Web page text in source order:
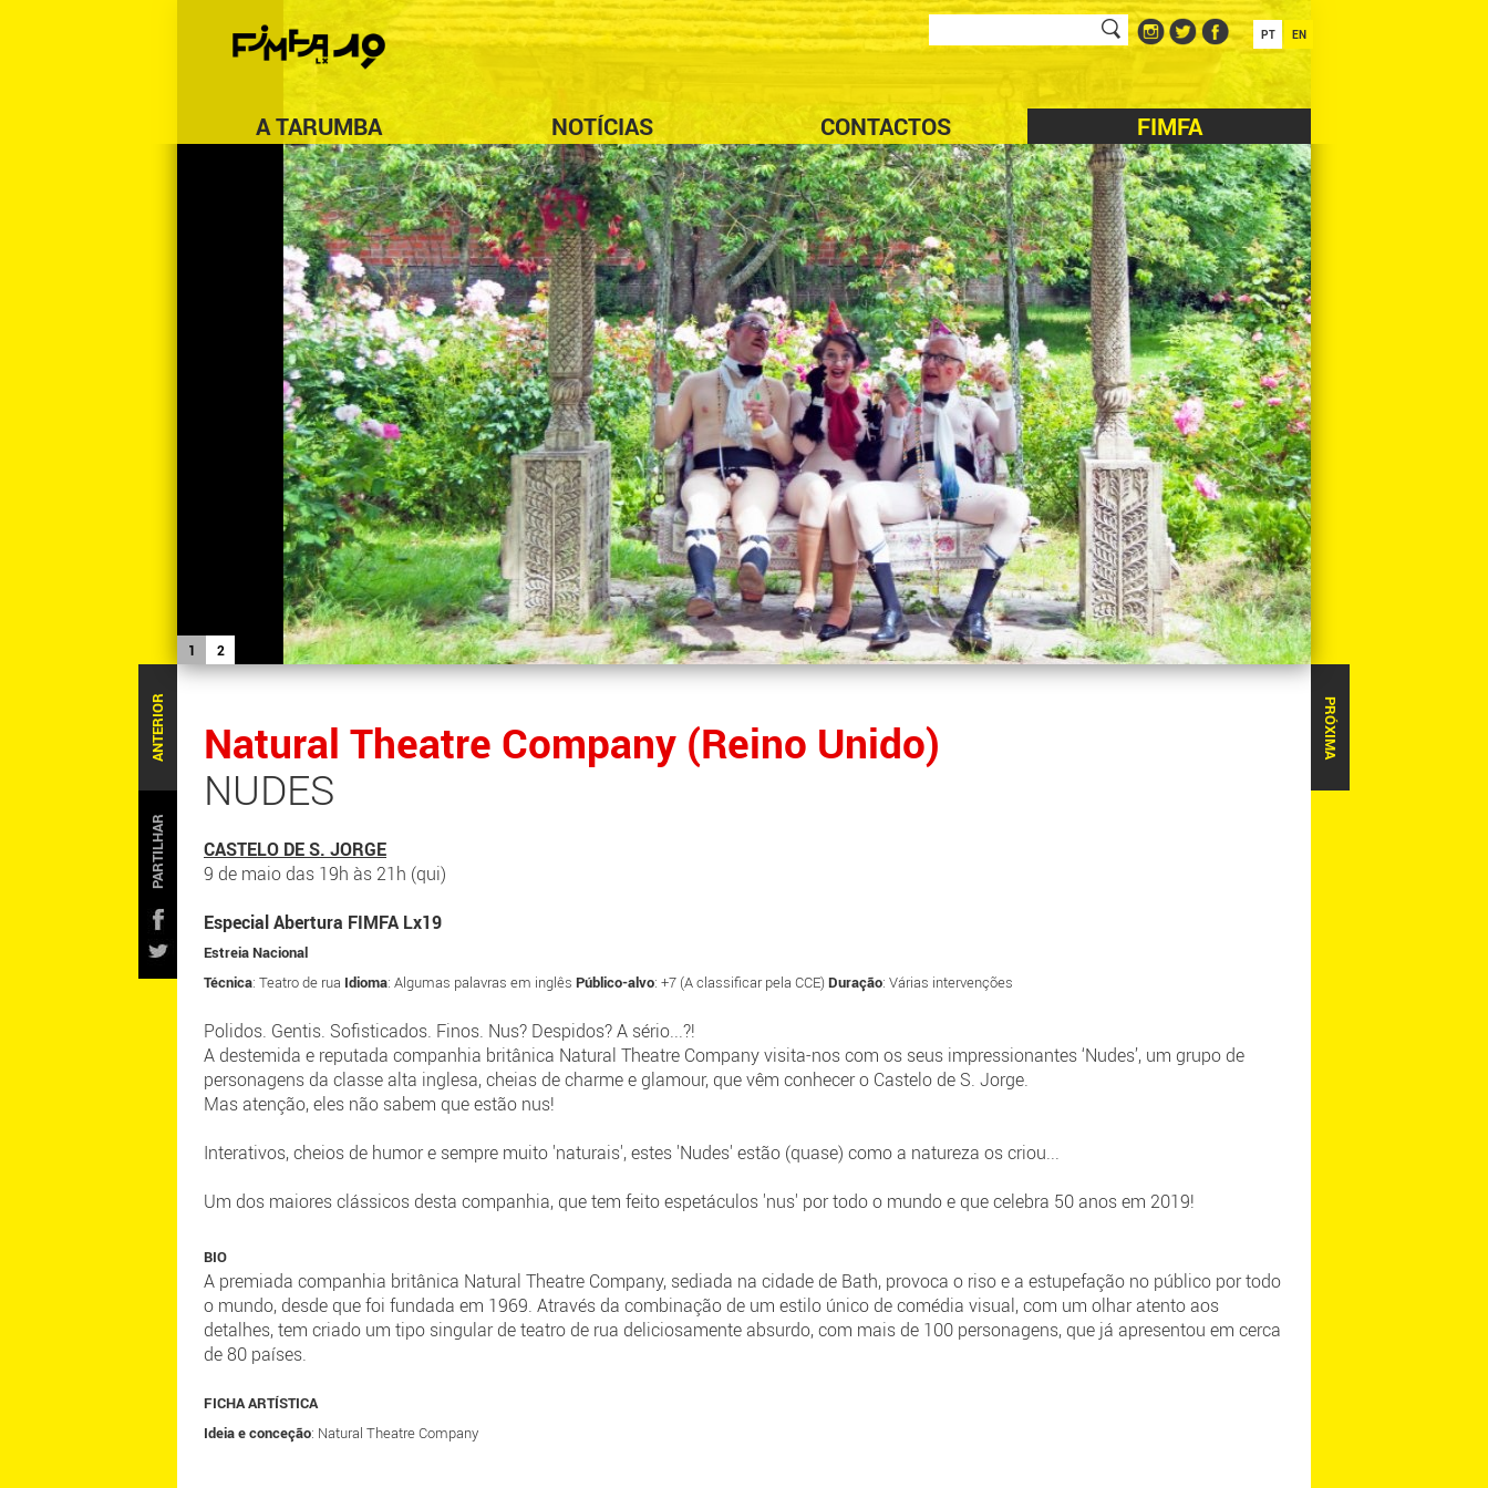
A TARUMBA NOTÍCIAS CONTACTOS FIMFA
PT EN
1 2
PRÓXIMA
ANTERIOR
PARTILHAR
Natural Theatre Company (Reino Unido)
NUDES
CASTELO DE S. JORGE
9 de maio das 19h às 21h (qui)
Especial Abertura FIMFA Lx19
Estreia Nacional
Técnica: Teatro de rua Idioma: Algumas palavras em inglês Público-alvo: +7 (A classificar pela CCE)Duração: Várias intervenções
Polidos. Gentis. Sofisticados. Finos. Nus? Despidos? A sério...?!
A destemida e reputada companhia britânica Natural Theatre Company visita-nos com os seus impressionantes ‘Nudes’, um grupo de
personagens da classe alta inglesa, cheias de charme e glamour, que vêm conhecer o Castelo de S. Jorge.
Mas atenção, eles não sabem que estão nus!
Interativos, cheios de humor e sempre muito 'naturais', estes 'Nudes' estão (quase) como a natureza os criou...
Um dos maiores clássicos desta companhia, que tem feito espetáculos 'nus' por todo o mundo e que celebra 50 anos em 2019!
BIO
A premiada companhia britânica Natural Theatre Company, sediada na cidade de Bath, provoca o riso e a estupefação no público por todo
o mundo, desde que foi fundada em 1969. Através da combinação de um estilo único de comédia visual, com um olhar atento aos
detalhes, tem criado um tipo singular de teatro de rua deliciosamente absurdo, com mais de 100 personagens, que já apresentou em cerca
de 80 países.
FICHA ARTÍSTICA
Ideia e conceção: Natural Theatre Company